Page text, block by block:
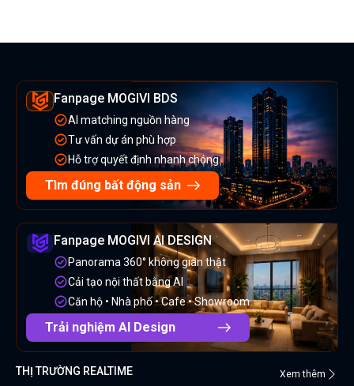
Fanpage MOGIVI BDS
AI matching nguồn hàng
Tư vấn dự án phù hợp
Hỗ trợ quyết định nhanh chóng
Tìm đúng bất động sản
Fanpage MOGIVI AI DESIGN
Panorama 360° không gian thật
Cải tạo nội thất bằng AI
Căn hộ • Nhà phố • Cafe • Showroom
Trải nghiệm AI Design
THỊ TRƯỜNG REALTIME Xem thêm